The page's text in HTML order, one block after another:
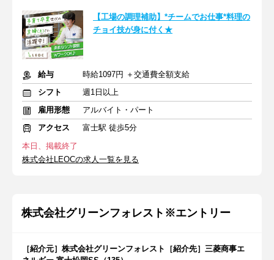
【工場の調理補助】*チームでお仕事*料理の
チョイ技が身に付く★
給与
時給1097円 ＋交通費全額支給
シフト
週1日以上
雇用形態
アルバイト・パート
アクセス
富士駅 徒歩5分
本日、掲載終了
株式会社LEOCの求人一覧を見る
株式会社グリーンフォレスト※エントリー
［紹介元］株式会社グリーンフォレスト［紹介先］三菱商事エ